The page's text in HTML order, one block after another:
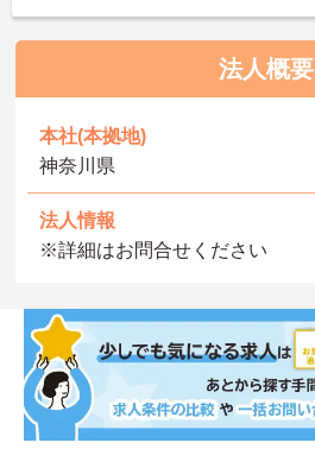
法人概要
本社(本拠地)
神奈川県
法人情報
※詳細はお問合せください